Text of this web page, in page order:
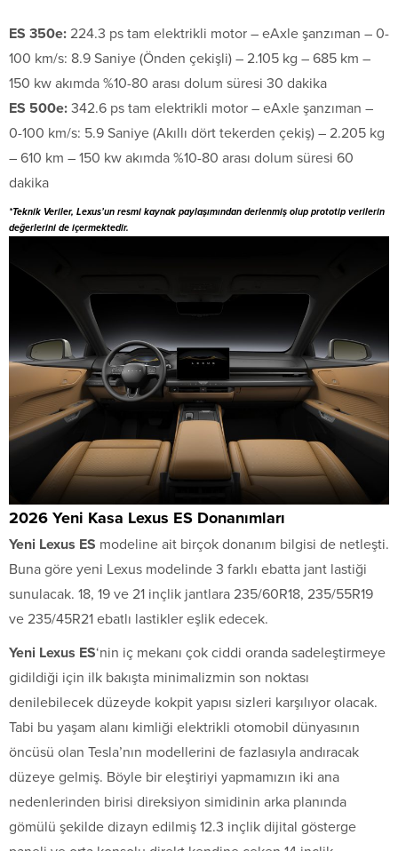
ES 350e: 224.3 ps tam elektrikli motor – eAxle şanzıman – 0-
100 km/s: 8.9 Saniye (Önden çekişli) – 2.105 kg – 685 km –
150 kw akımda %10-80 arası dolum süresi 30 dakika
ES 500e: 342.6 ps tam elektrikli motor – eAxle şanzıman –
0-100 km/s: 5.9 Saniye (Akıllı dört tekerden çekiş) – 2.205 kg
– 610 km – 150 kw akımda %10-80 arası dolum süresi 60
dakika
*Teknik Veriler, Lexus’un resmi kaynak paylaşımından derlenmiş olup prototip verilerin
değerlerini de içermektedir.
2026 Yeni Kasa Lexus ES Donanımları
Yeni Lexus ES modeline ait birçok donanım bilgisi de netleşti.
Buna göre yeni Lexus modelinde 3 farklı ebatta jant lastiği
sunulacak. 18, 19 ve 21 inçlik jantlara 235/60R18, 235/55R19
ve 235/45R21 ebatlı lastikler eşlik edecek.
Yeni Lexus ES‘nin iç mekanı çok ciddi oranda sadeleştirmeye
gidildiği için ilk bakışta minimalizmin son noktası
denilebilecek düzeyde kokpit yapısı sizleri karşılıyor olacak.
Tabi bu yaşam alanı kimliği elektrikli otomobil dünyasının
öncüsü olan Tesla’nın modellerini de fazlasıyla andıracak
düzeye gelmiş. Böyle bir eleştiriyi yapmamızın iki ana
nedenlerinden birisi direksiyon simidinin arka planında
gömülü şekilde dizayn edilmiş 12.3 inçlik dijital gösterge